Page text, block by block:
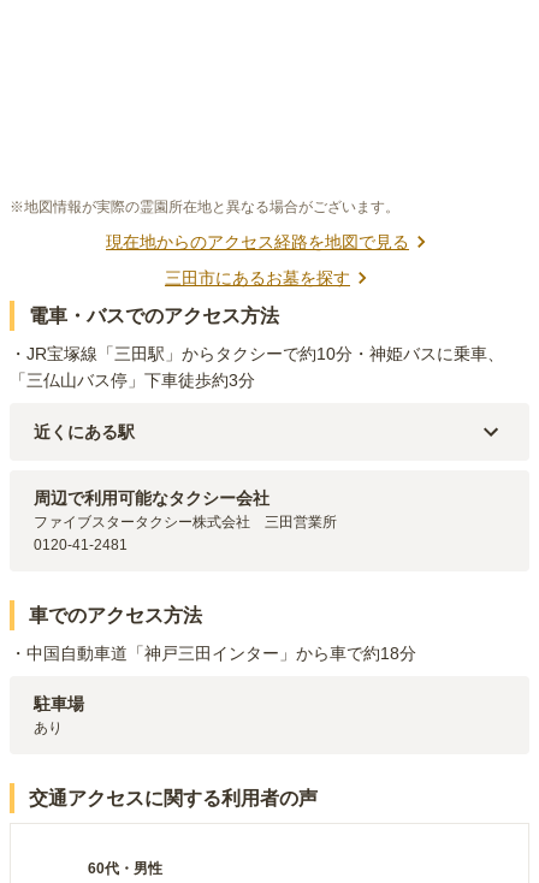
※地図情報が実際の霊園所在地と異なる場合がございます。
現在地からのアクセス経路を地図で見る
三田市にあるお墓を探す
電車・バスでのアクセス方法
・JR宝塚線「三田駅」からタクシーで約10分・神姫バスに乗車、
「三仏山バス停」下車徒歩約3分
近くにある駅
公園都市線
三田本町駅（6.3km）
JR宝塚線
広野駅（7.6km）
周辺で利用可能なタクシー会社
ファイブスタータクシー株式会社　三田営業所
0120-41-2481
車でのアクセス方法
・中国自動車道「神戸三田インター」から車で約18分
駐車場
あり
交通アクセスに関する利用者の声
60代 ・ 男性